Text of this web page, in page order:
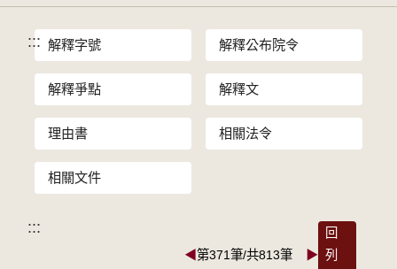
::: 解釋字號 解釋公布院令
解釋爭點 解釋文
理由書 相關法令
相關文件
:::
◀第371筆/共813筆 ▶
回
列